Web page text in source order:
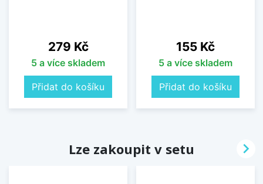
Cena
279 Kč
5 a více skladem
Přidat do košíku
Cena
155 Kč
5 a více skladem
Přidat do košíku
Lze zakoupit v setu 